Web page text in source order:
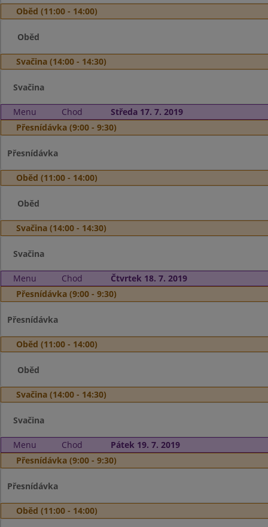
Oběd (11:00 - 14:00)
Oběd
Svačina (14:00 - 14:30)
Svačina
Menu Chod
Středa 17. 7. 2019
Přesnídávka (9:00 - 9:30)
Přesnídávka
Oběd (11:00 - 14:00)
Oběd
Svačina (14:00 - 14:30)
Svačina
Menu Chod
Čtvrtek 18. 7. 2019
Přesnídávka (9:00 - 9:30)
Přesnídávka
Oběd (11:00 - 14:00)
Oběd
Svačina (14:00 - 14:30)
Svačina
Menu Chod
Pátek 19. 7. 2019
Přesnídávka (9:00 - 9:30)
Přesnídávka
Oběd (11:00 - 14:00)